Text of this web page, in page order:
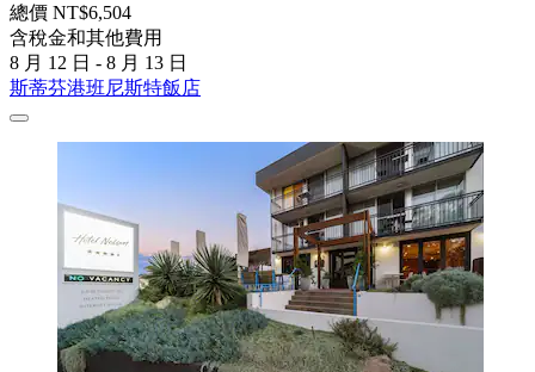
總價 NT$6,504
含稅金和其他費用
8 月 12 日 - 8 月 13 日
斯蒂芬港班尼斯特飯店